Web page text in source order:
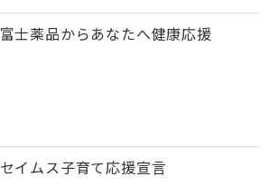
富士薬品からあなたへ健康応援
セイムス子育て応援宣言